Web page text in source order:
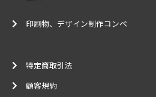
印刷物、デザイン制作コンペ
特定商取引法
顧客規約